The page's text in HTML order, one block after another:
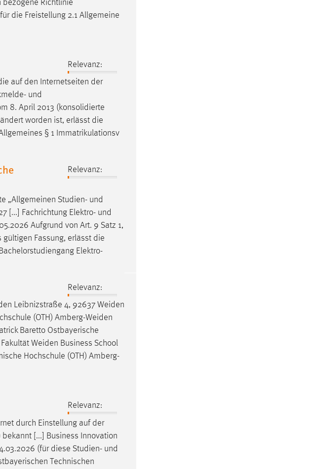
bezogene Richtlinie
die Freistellung 2.1 Allgemeine
Relevanz:
auf den Internetseiten der
und
8. April 2013 (konsolidierte
worden ist, erlässt die
§ 1 Immatrikulationsv
Relevanz:
„Allgemeinen Studien- und
[...] Fachrichtung Elektro- und
Aufgrund von Art. 9 Satz 1,
gültigen Fassung, erlässt die
Elektro-
Relevanz:
Leibnizstraße 4, 92637 Weiden
(OTH) Amberg-Weiden
Baretto Ostbayerische
Fakultät Weiden Business School
Hochschule (OTH) Amberg-
Relevanz:
durch Einstellung auf der
[...] Business Innovation
(für diese Studien- und
Technischen